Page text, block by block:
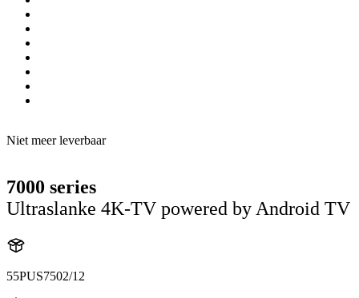
Niet meer leverbaar
7000 series
Ultraslanke 4K-TV powered by Android TV
55PUS7502/12